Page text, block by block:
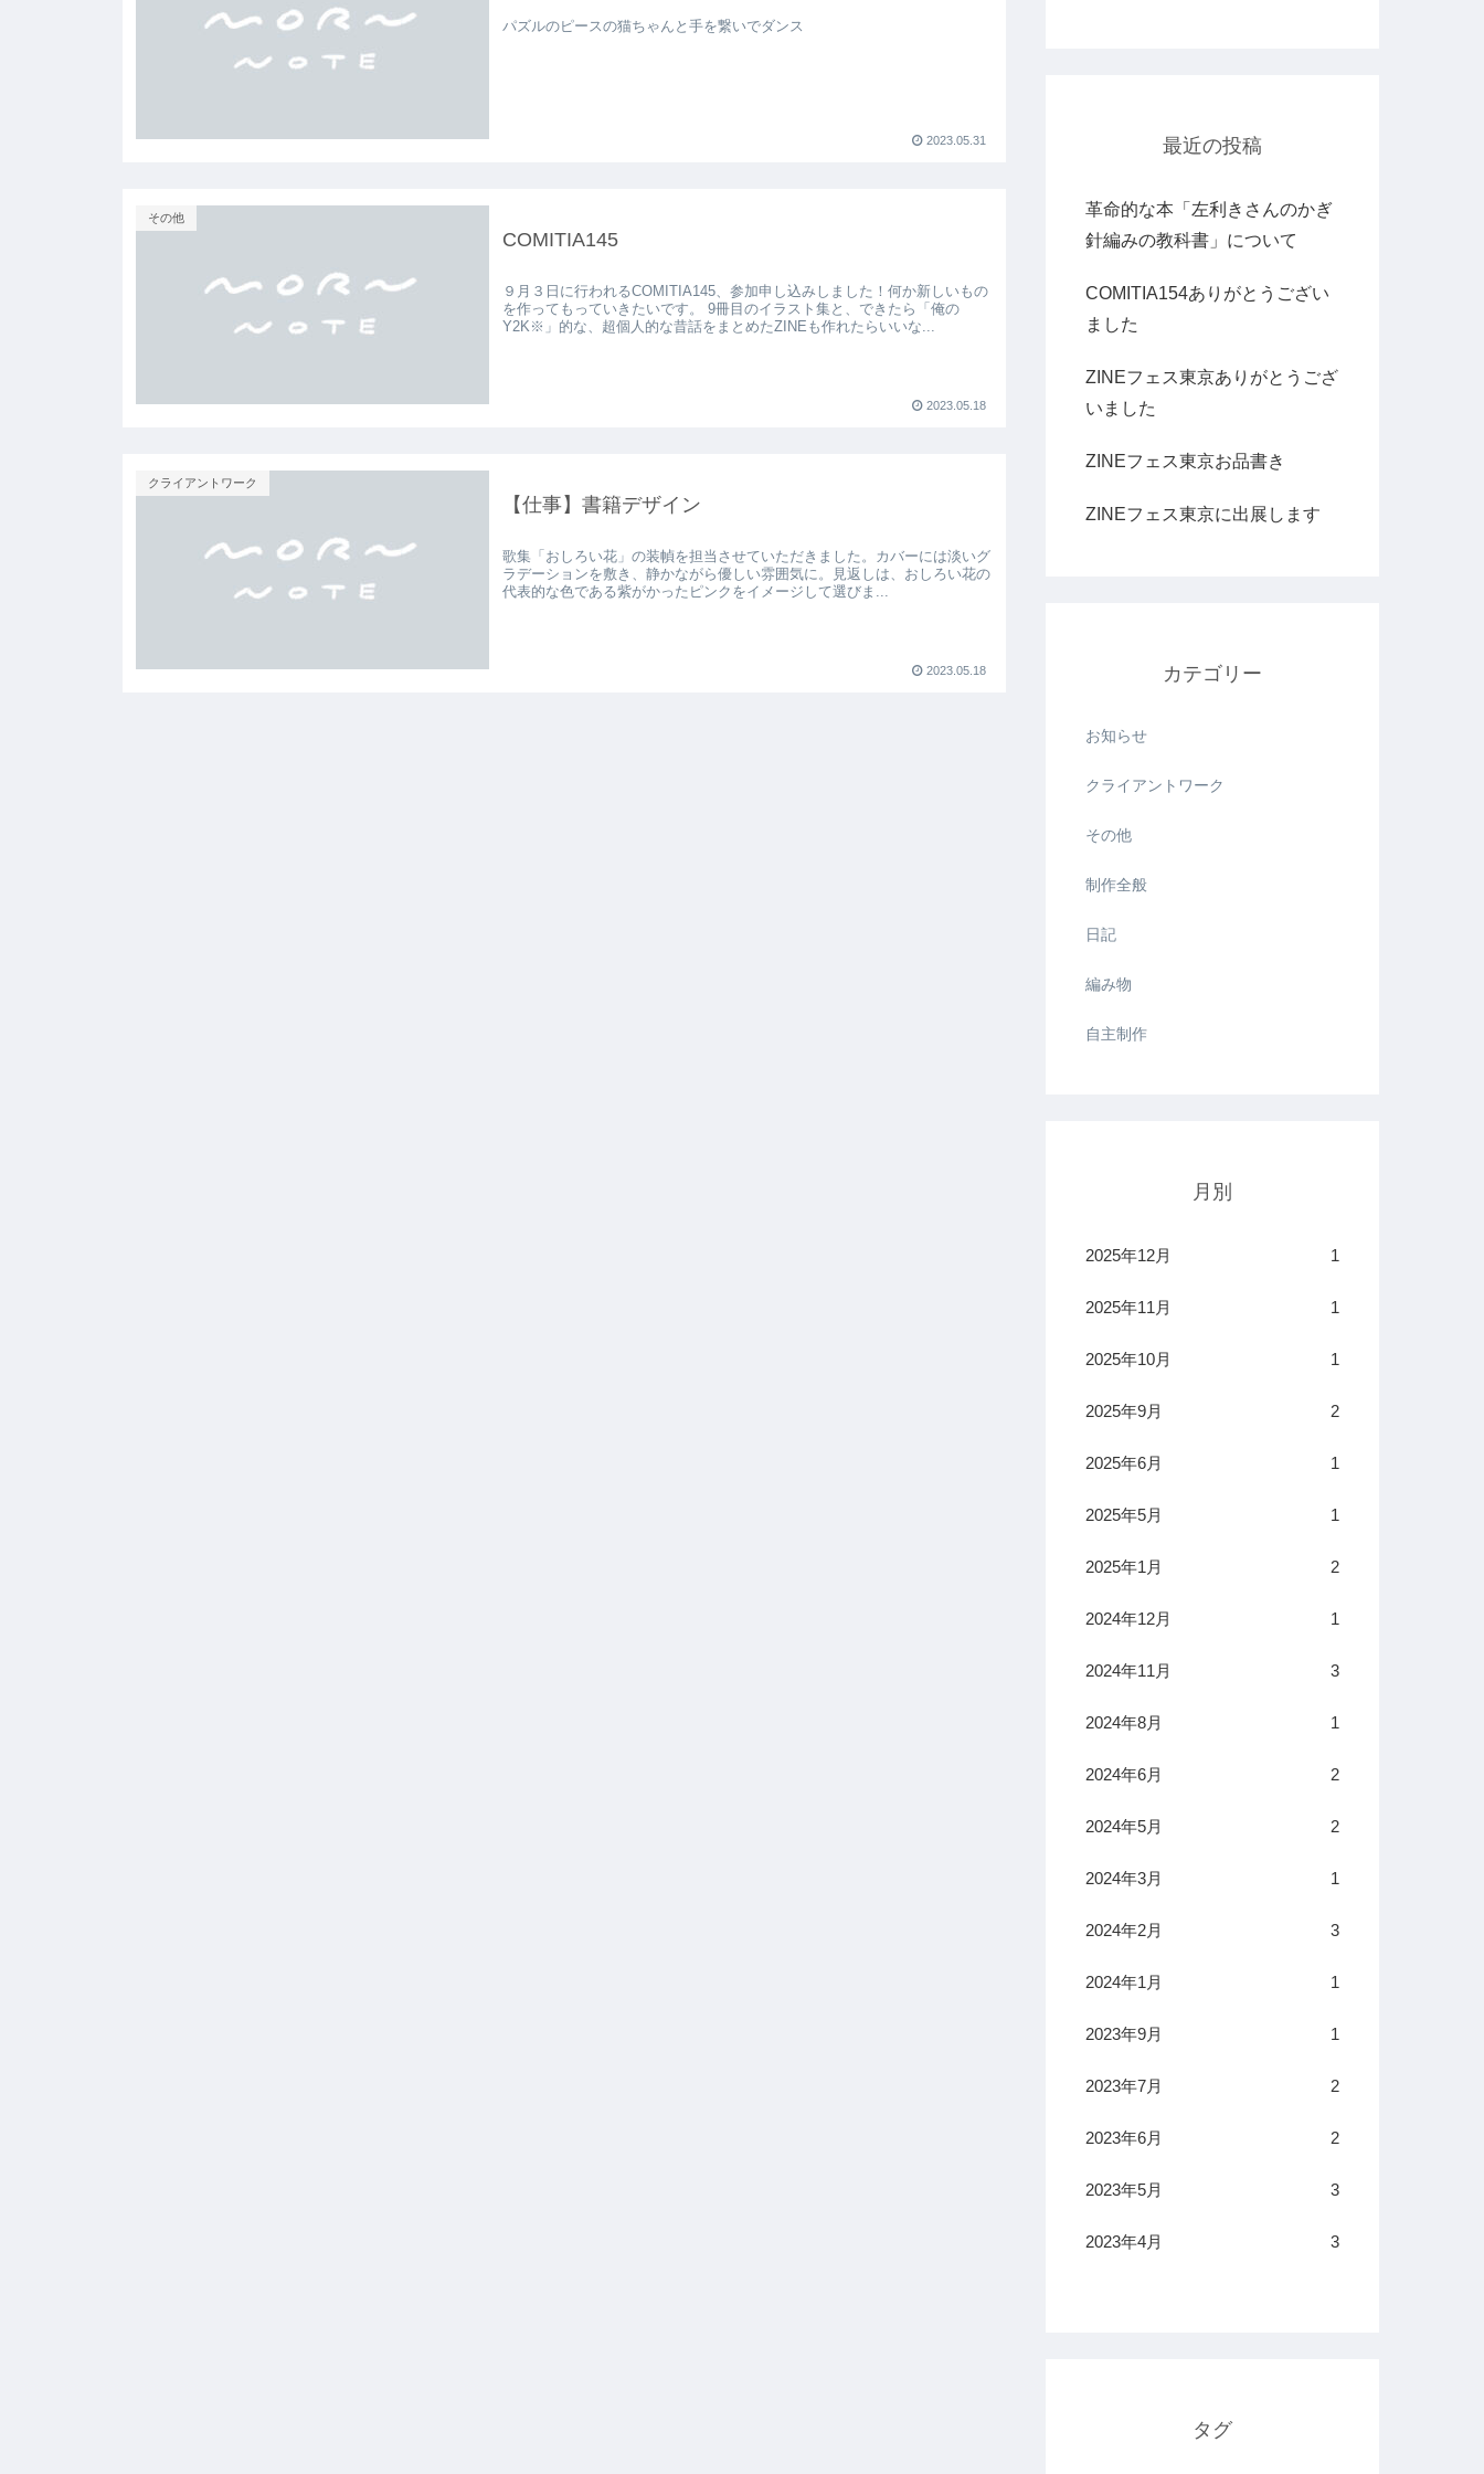
パズルのピースの猫ちゃんと手を繋いでダンス
2023.05.31
その他
COMITIA145
９月３日に行われるCOMITIA145、参加申し込みしました！何か新しいもの
を作ってもっていきたいです。 9冊目のイラスト集と、できたら「俺の
Y2K※」的な、超個人的な昔話をまとめたZINEも作れたらいいな...
2023.05.18
クライアントワーク
【仕事】書籍デザイン
歌集「おしろい花」の装幀を担当させていただきました。カバーには淡いグ
ラデーションを敷き、静かながら優しい雰囲気に。見返しは、おしろい花の
代表的な色である紫がかったピンクをイメージして選びま...
2023.05.18
最近の投稿
革命的な本「左利きさんのかぎ
針編みの教科書」について
COMITIA154ありがとうござい
ました
ZINEフェス東京ありがとうござ
いました
ZINEフェス東京お品書き
ZINEフェス東京に出展します
カテゴリー
お知らせ
クライアントワーク
その他
制作全般
日記
編み物
自主制作
月別
2025年12月 1
2025年11月 1
2025年10月 1
2025年9月 2
2025年6月 1
2025年5月 1
2025年1月 2
2024年12月 1
2024年11月 3
2024年8月 1
2024年6月 2
2024年5月 2
2024年3月 1
2024年2月 3
2024年1月 1
2023年9月 1
2023年7月 2
2023年6月 2
2023年5月 3
2023年4月 3
タグ